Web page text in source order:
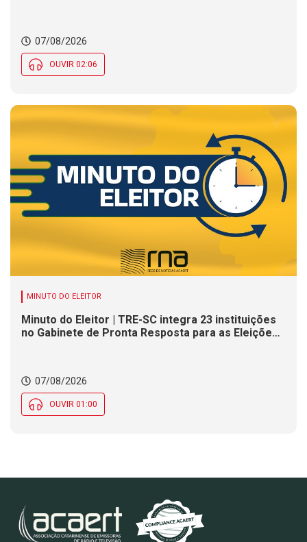
07/08/2026
OUVIR 02:06
MINUTO DO ELEITOR
Minuto do Eleitor | TRE-SC integra 23 instituições
no Gabinete de Pronta Resposta para as Eleições
07/08/2026
OUVIR 01:00